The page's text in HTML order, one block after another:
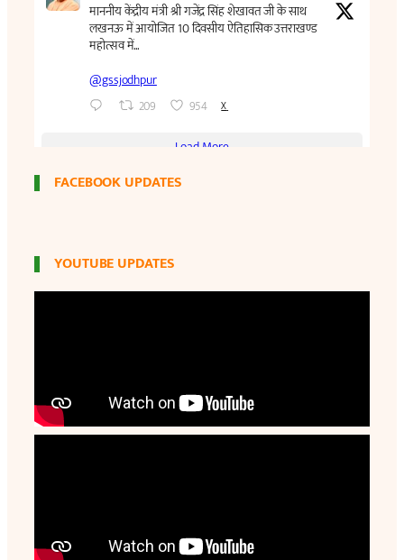
FACEBOOK UPDATES
YOUTUBE UPDATES